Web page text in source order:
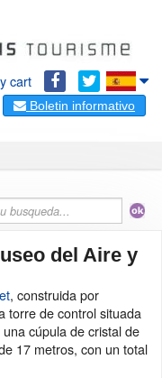
cart
Boletin informativo
del Aire y
, construida por
torre de control situada
cúpula de cristal de
17 metros, con un total